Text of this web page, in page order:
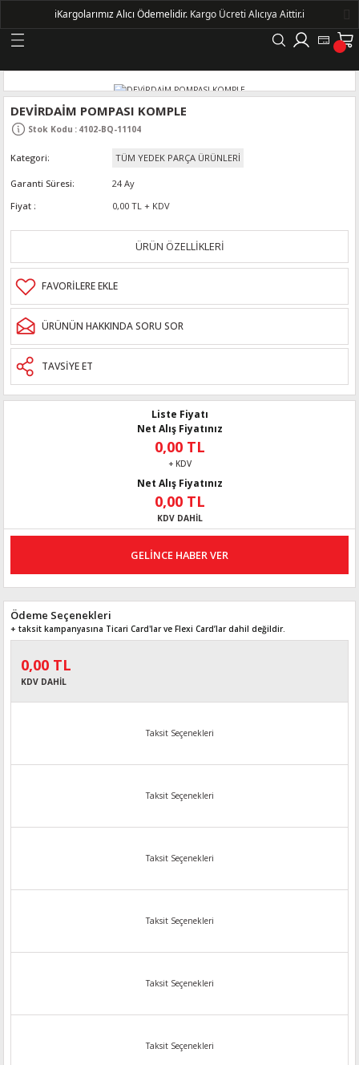
Geri Dön
DEVİRDAİM POMPASI KOMPLE
Stok Kodu : 4102-BQ-11104
Kategori TÜM YEDEK PARÇA ÜRÜNLERİ
Garanti Süresi
24 Ay
Fiyat
0,00 TL + KDV
ÜRÜN ÖZELLİKLERİ
ÜRÜNÜN HAKKINDA SORU SOR
TAVSİYE ET
Liste Fiyatı
Net Alış Fiyatınız
0,00 TL
+ KDV
Net Alış Fiyatınız
0,00 TL
KDV DAHİL
GELİNCE HABER VER
Ödeme Seçenekleri
+ taksit kampanyasına Ticari Card'lar ve Flexi Card’lar dahil değildir.
0,00 TL
KDV DAHİL
Taksit Seçenekleri
Taksit Seçenekleri
Taksit Seçenekleri
Taksit Seçenekleri
Taksit Seçenekleri
Taksit Seçenekleri
ℹ️Kargolarımız Alıcı Ödemelidir. Kargo Ücreti Alıcıya Aittir.ℹ️